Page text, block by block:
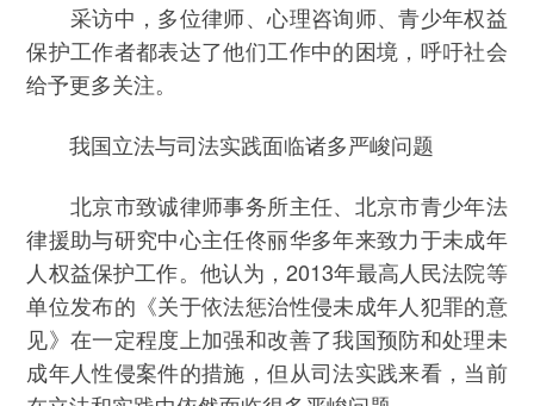
采访中，多位律师、心理咨询师、青少年权益
保护工作者都表达了他们工作中的困境，呼吁社会
给予更多关注。
我国立法与司法实践面临诸多严峻问题
北京市致诚律师事务所主任、北京市青少年法
律援助与研究中心主任佟丽华多年来致力于未成年
人权益保护工作。他认为，2013年最高人民法院等
单位发布的《关于依法惩治性侵未成年人犯罪的意
见》在一定程度上加强和改善了我国预防和处理未
成年人性侵案件的措施，但从司法实践来看，当前